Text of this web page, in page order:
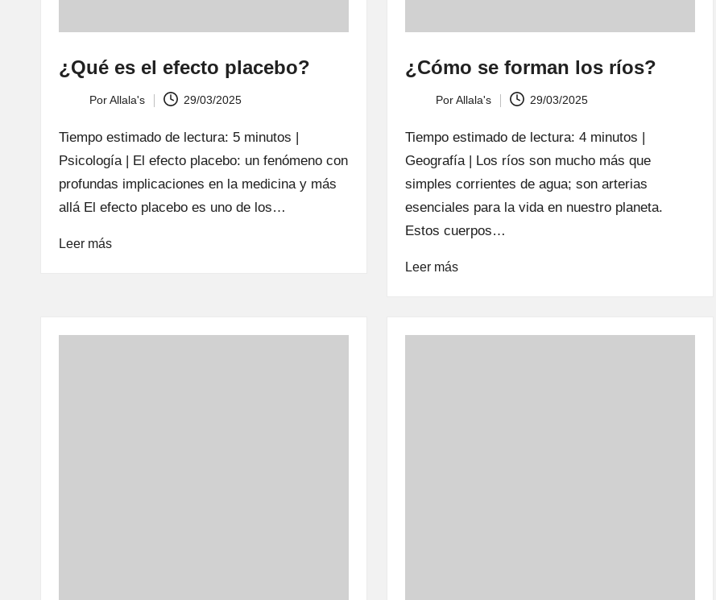
¿Qué es el efecto placebo?
PorAllala's 29/03/2025
Tiempo estimado de lectura: 5 minutos |
Psicología | El efecto placebo: un fenómeno con
profundas implicaciones en la medicina y más
allá El efecto placebo es uno de los…
Leer más
¿Cómo se forman los ríos?
PorAllala's 29/03/2025
Tiempo estimado de lectura: 4 minutos |
Geografía | Los ríos son mucho más que
simples corrientes de agua; son arterias
esenciales para la vida en nuestro planeta.
Estos cuerpos…
Leer más